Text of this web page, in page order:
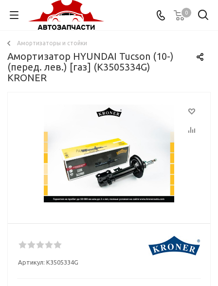
0
Амортизаторы и стойки
Амортизатор HYUNDAI Tucson (10-)
(перед. лев.) [газ] (K3505334G)
KRONER
Артикул: K3505334G